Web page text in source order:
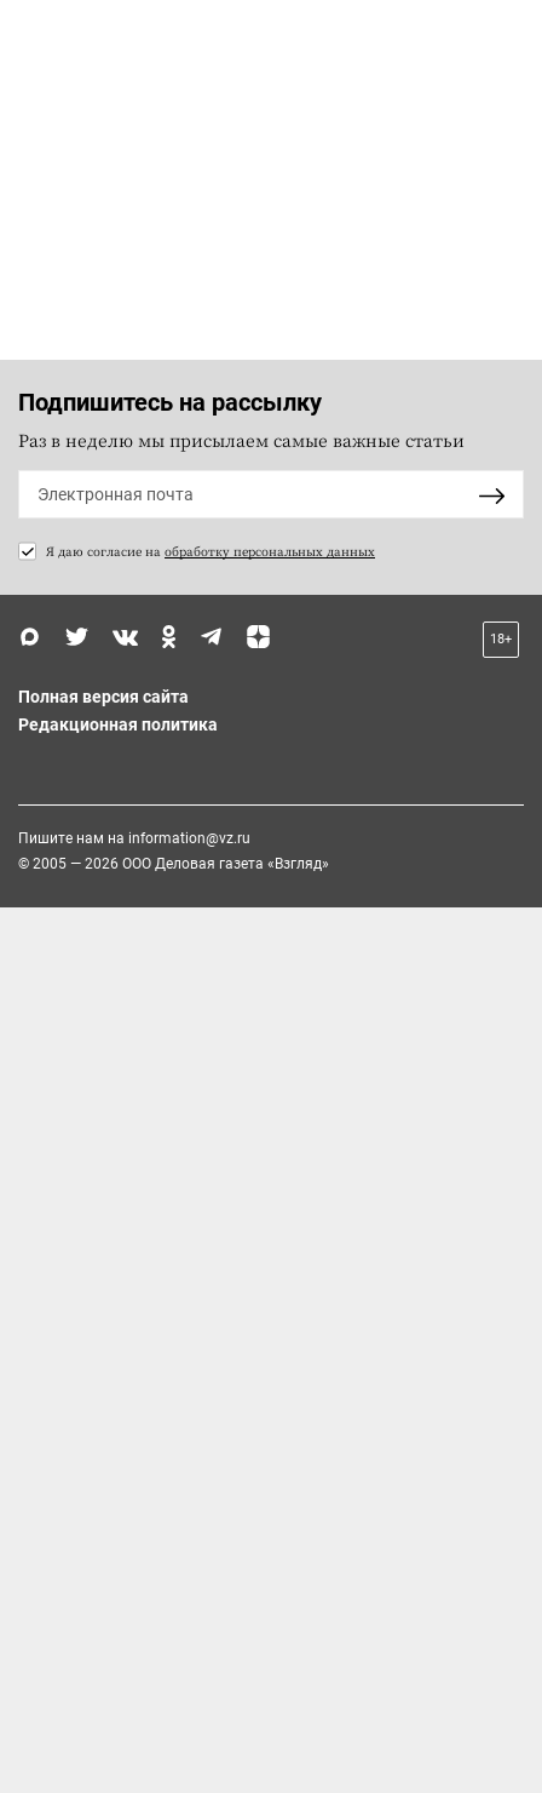
Подпишитесь на рассылку
Раз в неделю мы присылаем самые важные статьи
Я даю согласие на обработку персональных данных
18+
Полная версия сайта
Редакционная политика
Пишите нам на information@vz.ru
© 2005 — 2026 ООО Деловая газета «Взгляд»